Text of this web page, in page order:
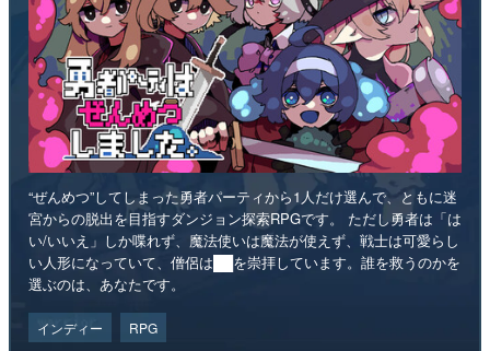
“ぜんめつ”してしまった勇者パーティから1人だけ選んで、ともに迷
宮からの脱出を目指すダンジョン探索RPGです。 ただし勇者は「は
い/いいえ」しか喋れず、魔法使いは魔法が使えず、戦士は可愛らし
い人形になっていて、僧侶は██を崇拝しています。誰を救うのかを
選ぶのは、あなたです。
インディー RPG